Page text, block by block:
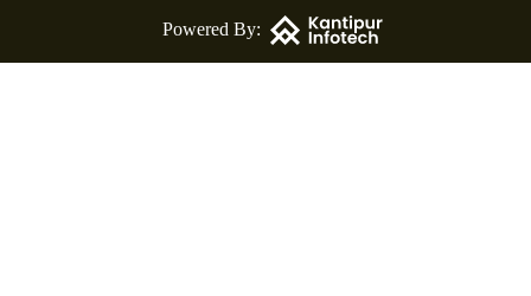
Powered By: